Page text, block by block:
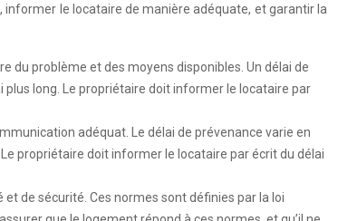
informer le locataire de manière adéquate, et garantir la
du problème et des moyens disponibles. Un délai de
long. Le propriétaire doit informer le locataire par
adéquat. Le délai de prévenance varie en
propriétaire doit informer le locataire par écrit du délai
de sécurité. Ces normes sont définies par la loi